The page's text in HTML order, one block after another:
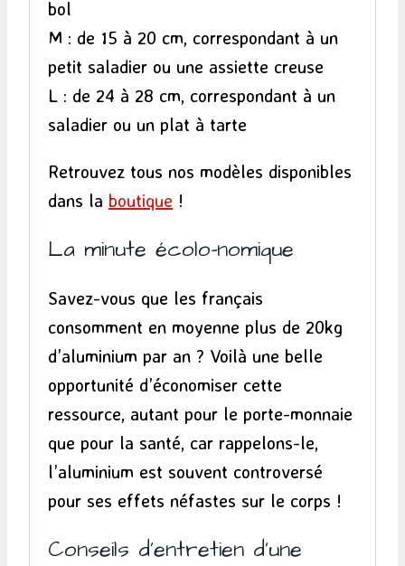
bol
M : de 15 à 20 cm, correspondant à un
petit saladier ou une assiette creuse
L : de 24 à 28 cm, correspondant à un
saladier ou un plat à tarte
Retrouvez tous nos modèles disponibles
dans la boutique !
La minute écolo-nomique
Savez-vous que les français
consomment en moyenne plus de 20kg
d’aluminium par an ? Voilà une belle
opportunité d’économiser cette
ressource, autant pour le porte-monnaie
que pour la santé, car rappelons-le,
l’aluminium est souvent controversé
pour ses effets néfastes sur le corps !
Conseils d’entretien d’une